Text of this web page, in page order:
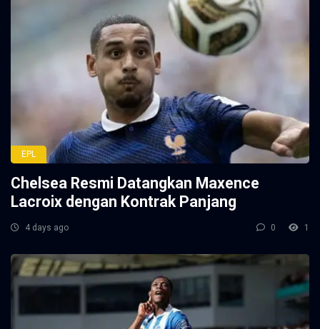
EPL
Chelsea Resmi Datangkan Maxence
Lacroix dengan Kontrak Panjang
4 days ago 0 1